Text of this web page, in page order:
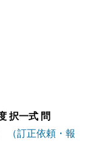
択一式 問
（訂正依頼・報